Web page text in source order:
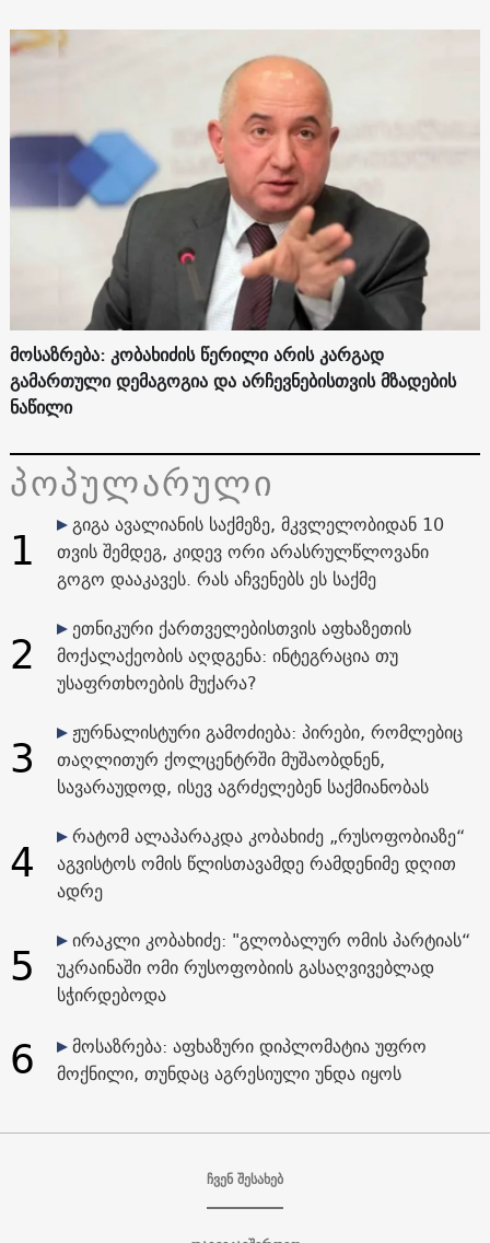
მოსაზრება: კობახიძის წერილი არის კარგად
გამართული დემაგოგია და არჩევნებისთვის მზადების
ნაწილი
პოპულარული
1
გიგა ავალიანის საქმეზე, მკვლელობიდან 10
თვის შემდეგ, კიდევ ორი არასრულწლოვანი
გოგო დააკავეს. რას აჩვენებს ეს საქმე
2
ეთნიკური ქართველებისთვის აფხაზეთის
მოქალაქეობის აღდგენა: ინტეგრაცია თუ
უსაფრთხოების მუქარა?
3
ჟურნალისტური გამოძიება: პირები, რომლებიც
თაღლითურ ქოლცენტრში მუშაობდნენ,
სავარაუდოდ, ისევ აგრძელებენ საქმიანობას
4
რატომ ალაპარაკდა კობახიძე „რუსოფობიაზე“
აგვისტოს ომის წლისთავამდე რამდენიმე დღით
ადრე
5
ირაკლი კობახიძე: "გლობალურ ომის პარტიას“
უკრაინაში ომი რუსოფობიის გასაღვივებლად
სჭირდებოდა
6
მოსაზრება: აფხაზური დიპლომატია უფრო
მოქნილი, თუნდაც აგრესიული უნდა იყოს
ჩვენ შესახებ